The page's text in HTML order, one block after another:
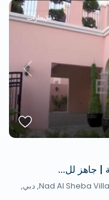
الإيجارات
Nad Al Sheba دبي,